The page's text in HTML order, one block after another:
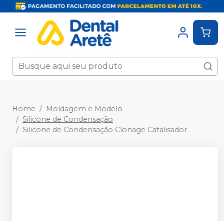
Home
Moldagem e Modelo
Silicone de Condensação
Silicone de Condensação Clonage Catalisador